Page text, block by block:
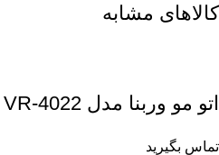
کالاهای مشابه
اتو مو وربنا مدل VR-4022
تماس بگیرید